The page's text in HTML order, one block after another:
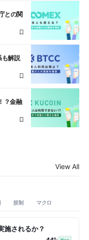
との関
も解説
？金融
View All
規制 マクロ
施されるか？